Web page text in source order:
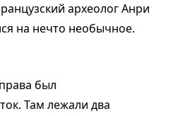
археолог Анри
на нечто необычное.
был
Там лежали два